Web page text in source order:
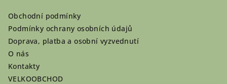
Obchodní podmínky
Podmínky ochrany osobních údajů
Doprava, platba a osobní vyzvednutí
O nás
Kontakty
VELKOOBCHOD